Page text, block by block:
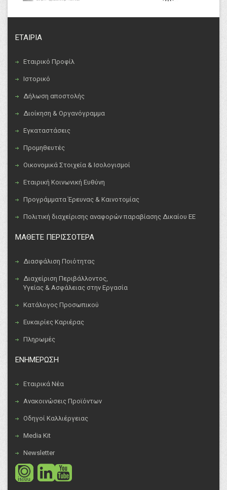
ΕΤΑΙΡΙΑ
Εταιρικό Προφίλ
Ιστορικό
Δήλωση αποστολής
Διοίκηση & Οργανόγραμμα
Εγκαταστάσεις
Προμηθευτές
Οικονομικά Στοιχεία & Ισολογισμοί
Εταιρική Κοινωνική Ευθύνη
Προγράμματα Έρευνας & Καινοτομίας
Πολιτική διαχείρισης αναφορών παραβίασης Δικαίου ΕΕ
ΜΑΘΕΤΕ ΠΕΡΙΣΣΟΤΕΡΑ
Διασφάλιση Ποιότητας
Διαχείριση Περιβάλλοντος,
Υγείας & Ασφάλειας στην Εργασία
Κατάλογος Προσωπικού
Ευκαιρίες Καριέρας
Πληρωμές
ΕΝΗΜΕΡΩΣΗ
Εταιρικά Νέα
Ανακοινώσεις Προϊόντων
Οδηγοί Καλλιέργειας
Media Kit
Newsletter
social
social